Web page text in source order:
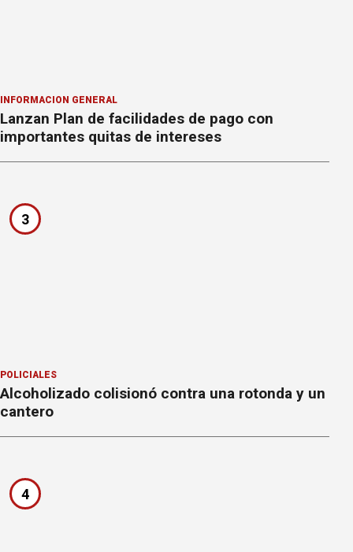
INFORMACION GENERAL
Lanzan Plan de facilidades de pago con
importantes quitas de intereses
3
POLICIALES
Alcoholizado colisionó contra una rotonda y un
cantero
4